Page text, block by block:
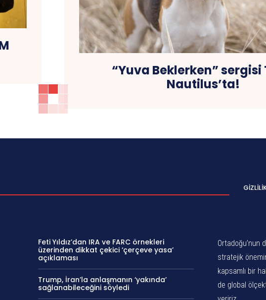
“Yuva Beklerken” sergisi
Nautilus’ta!
Feti Yıldız’dan IRA ve FARC örnekleri
üzerinden dikkat çekici ‘çerçeve yasa’
açıklaması
Trump, İran’la anlaşmanın ‘yakında’
sağlanabileceğini söyledi
Ortadoğu’nun
stratejik
kapsamlı bir
de global